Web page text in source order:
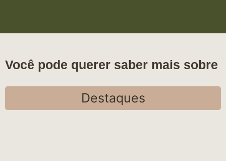
Você pode querer saber mais sobre
Destaques